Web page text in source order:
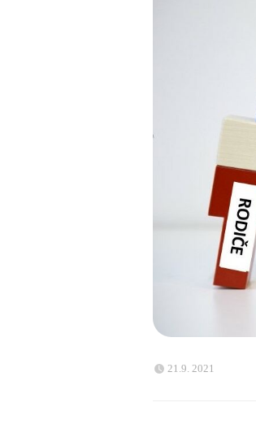
21.9. 2021